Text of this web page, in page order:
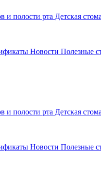
и полости рта Детская
Новости Полезные
и полости рта Детская
Новости Полезные